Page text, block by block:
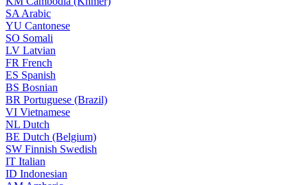
SA Arabic
YU Cantonese
SO Somali
LV Latvian
FR French
ES Spanish
BS Bosnian
BR Portuguese (Brazil)
VI Vietnamese
NL Dutch
BE Dutch (Belgium)
SW Finnish Swedish
IT Italian
ID Indonesian